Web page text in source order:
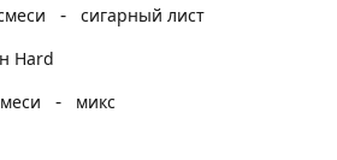
- сигарный лист
Hard
-
микс